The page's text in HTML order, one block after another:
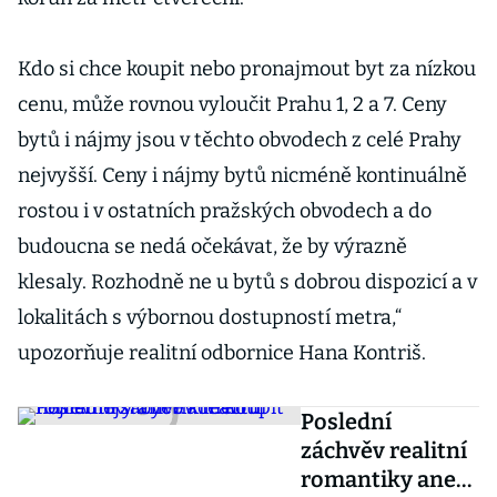
Kdo si chce koupit nebo pronajmout byt za nízkou
cenu, může rovnou vyloučit Prahu 1, 2 a 7. Ceny
bytů i nájmy jsou v těchto obvodech z celé Prahy
nejvyšší. Ceny i nájmy bytů nicméně kontinuálně
rostou i v ostatních pražských obvodech a do
budoucna se nedá očekávat, že by výrazně
klesaly. Rozhodně ne u bytů s dobrou dispozicí a v
lokalitách s výbornou dostupností metra,“
upozorňuje realitní odbornice Hana Kontriš.
Poslední
záchvěv realitní
romantiky aneb